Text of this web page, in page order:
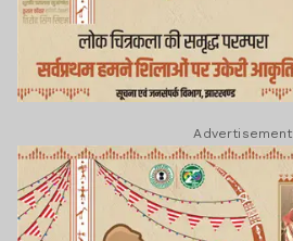
Advertisement